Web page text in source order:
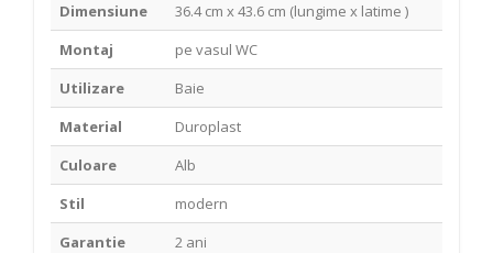
Dimensiune
36.4 cm x 43.6 cm (lungime x latime )
Montaj
pe vasul WC
Utilizare
Baie
Material
Duroplast
Culoare
Alb
Stil
modern
Garantie
2 ani